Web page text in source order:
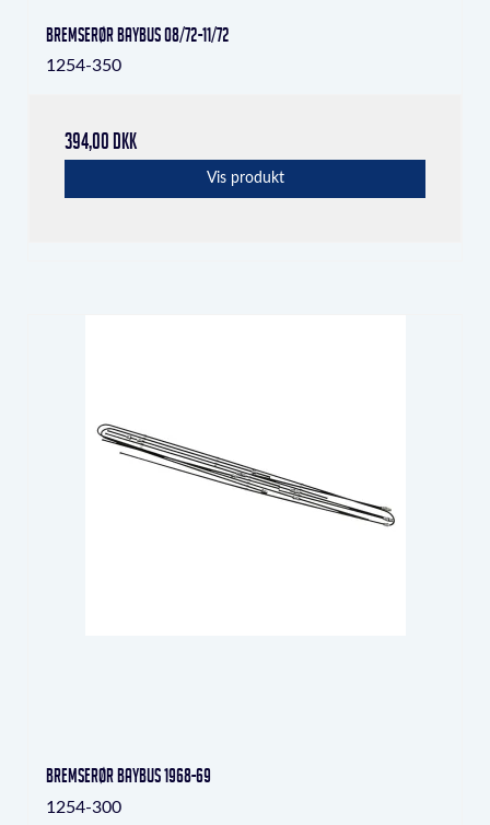
Bremserør Baybus 08/72-11/72
1254-350
394,00 DKK
Vis produkt
Bremserør baybus 1968-69
1254-300